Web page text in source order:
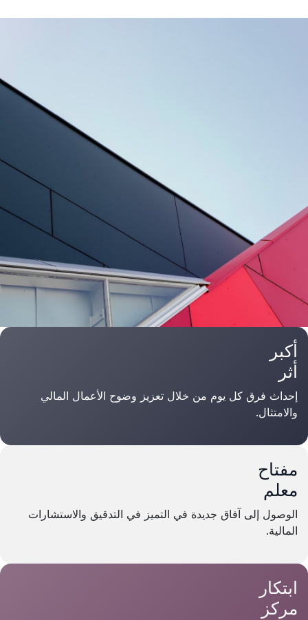
مفتاح
معلم
الوصول إلى آفاق جديدة في التميز في التدقيق والاستشارات
المالية.
أكبر
أثر
إحداث فرق كل يوم من خلال تعزيز وضوح الأعمال المالي
والامتثال.
ابتكار
مركز